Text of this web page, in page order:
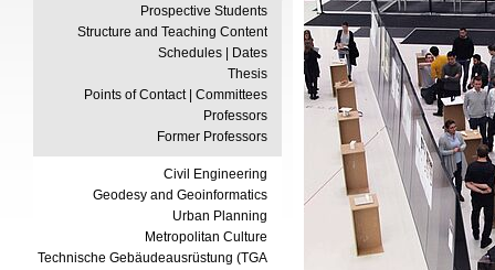
Prospective Students
Structure and Teaching Content
Schedules | Dates
Thesis
Points of Contact | Committees
Professors
Former Professors
Civil Engineering
Geodesy and Geoinformatics
Urban Planning
Metropolitan Culture
Technische Gebäudeausrüstung (TGA